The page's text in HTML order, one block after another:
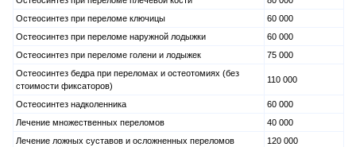
Остеосинтез при переломе ключицы
60 000
Остеосинтез при переломе наружной лодыжки
60 000
Остеосинтез при переломе голени и лодыжек
75 000
Остеосинтез бедра при переломах и остеотомиях (без
стоимости фиксаторов)
110 000
Остеосинтез надколенника
60 000
Лечение множественных переломов
40 000
Лечение ложных суставов и осложненных переломов
120 000